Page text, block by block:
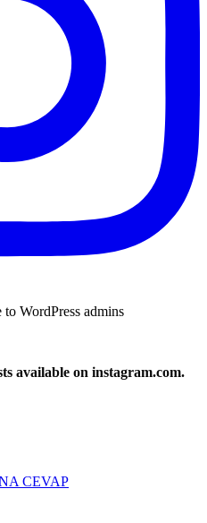
WordPress admins
available on instagram.com.
CEVAP